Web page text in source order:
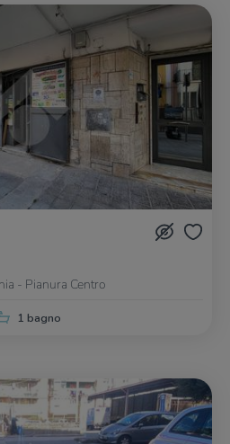
- Pianura Centro
1 bagno